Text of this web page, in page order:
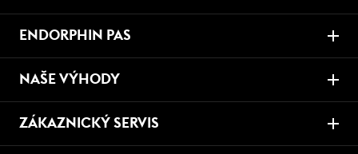
ENDORPHIN PAS
NAŠE VÝHODY
ZÁKAZNICKÝ SERVIS